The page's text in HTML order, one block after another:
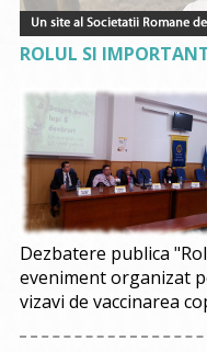
ROLUL SI
Dezbatere publica
eveniment organizat
vizavi de vaccinarea